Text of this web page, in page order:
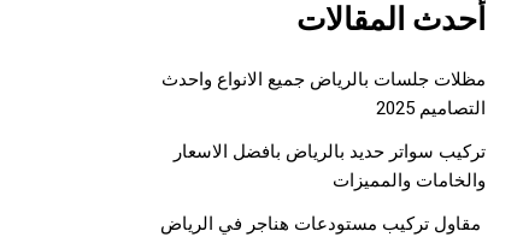
أحدث المقالات
مظلات جلسات بالرياض جميع الانواع واحدث
التصاميم 2025
تركيب سواتر حديد بالرياض بافضل الاسعار
والخامات والمميزات
مقاول تركيب مستودعات هناجر في الرياض